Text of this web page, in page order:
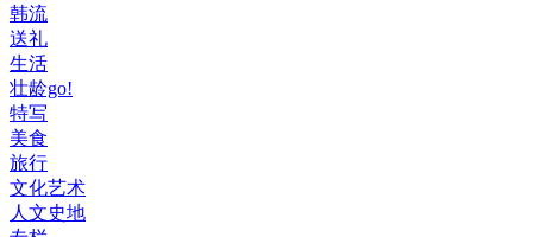
韩流
送礼
生活
壮龄go!
特写
美食
旅行
文化艺术
人文史地